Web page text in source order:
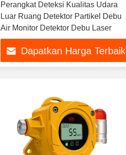
Perangkat Deteksi Kualitas Udara
Luar Ruang Detektor Partikel Debu
Air Monitor Detektor Debu Laser
Dapatkan Harga Terbaik